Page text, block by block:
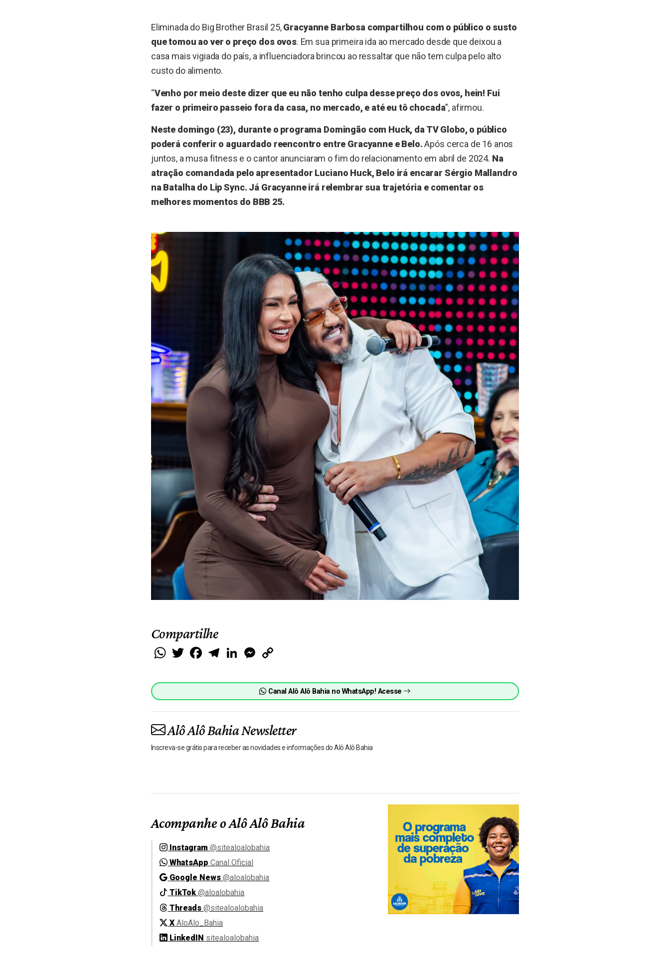
Eliminada do Big Brother Brasil 25,Gracyanne Barbosa compartilhou com o público o susto
que tomou ao ver o preço dos ovos. Em sua primeira ida ao mercado desde que deixou a
casa mais vigiada do país, a influenciadora brincou ao ressaltar que não tem culpa pelo alto
custo do alimento.
“Venho por meio deste dizer que eu não tenho culpa desse preço dos ovos, hein! Fui
fazer o primeiro passeio fora da casa, no mercado, e até eu tô chocada”, afirmou.
Neste domingo (23), durante o programa Domingão com Huck, da TV Globo, o público
poderá conferir o aguardado reencontro entre Gracyanne e Belo.Após cerca de 16 anos
juntos, a musa fitness e o cantor anunciaram o fim do relacionamento em abril de 2024. Na
atração comandada pelo apresentador Luciano Huck, Belo irá encarar Sérgio Mallandro
na Batalha do Lip Sync. Já Gracyanne irá relembrar sua trajetória e comentar os
melhores momentos do BBB 25.
Compartilhe
WhatsApp
Twitter FacebookTelegramLinkedIn Messenger
Canal Alô Alô Bahia no WhatsApp! Acesse
Alô Alô Bahia Newsletter
Inscreva-se grátis para receber as novidades e informações do Alô Alô Bahia
Acompanhe o Alô Alô Bahia
Instagram @sitealoalobahia
WhatsApp Canal Oficial
Google News @aloalobahia
TikTok @aloalobahia
Threads @sitealoalobahia
X AloAlo_Bahia
LinkedIN sitealoalobahia